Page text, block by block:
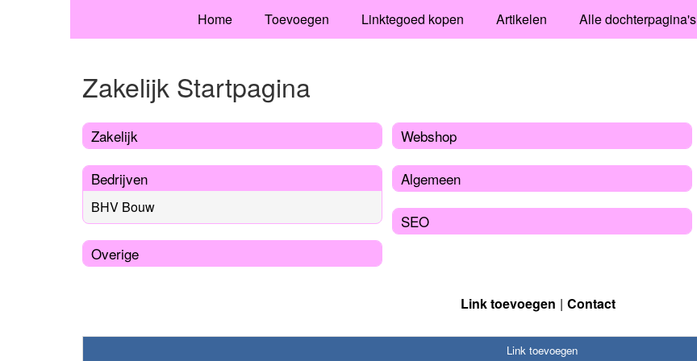
Home Toevoegen Linktegoed kopen Artikelen Alle dochterpagina's
Zakelijk Startpagina
Zakelijk
Bedrijven
BHV Bouw
Overige
Webshop
Algemeen
SEO
Link toevoegen Contact
Link toevoegen